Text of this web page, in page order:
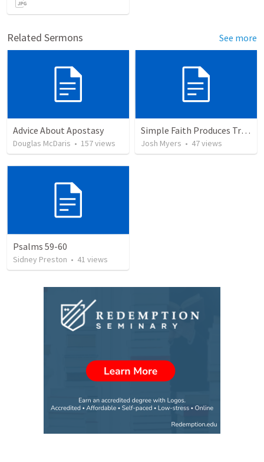
Related Sermons See more
Advice About Apostasy
Douglas McDaris • 157views
Simple Faith Produces True Righteousness
Josh Myers • 47views
Psalms 59-60
Sidney Preston • 41 views